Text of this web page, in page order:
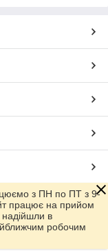
з ПН по ПТ з 9-
працює на прийом
в
робочим